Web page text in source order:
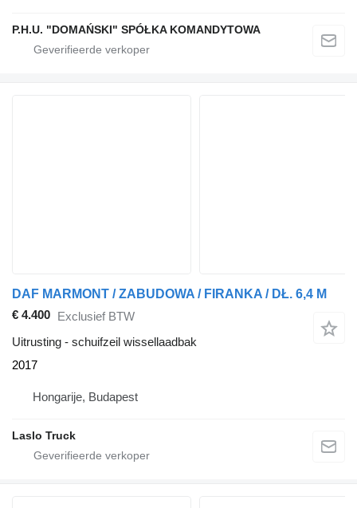
P.H.U. "DOMAŃSKI" SPÓŁKA KOMANDYTOWA
DAF MARMONT / ZABUDOWA / FIRANKA / DŁ. 6,4 M
€ 4.400 Exclusief BTW
Uitrusting - schuifzeil wissellaadbak
2017
Hongarije, Budapest
Laslo Truck